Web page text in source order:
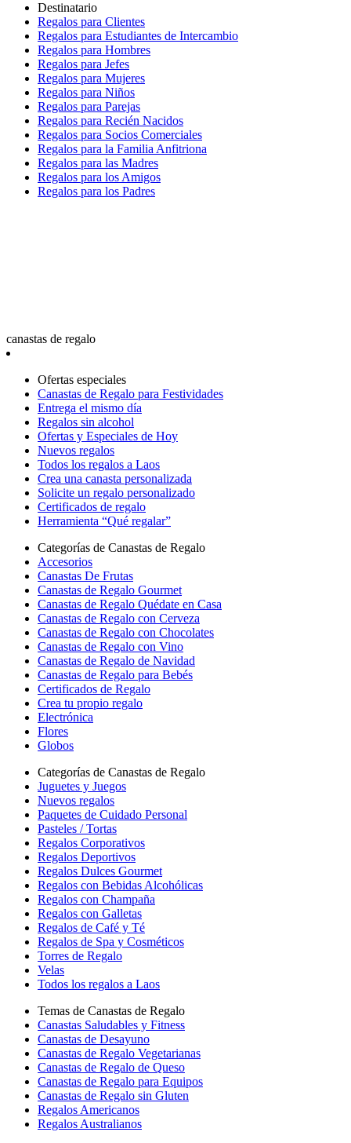
Destinatario
Regalos para Clientes
Regalos para Estudiantes de Intercambio
Regalos para Hombres
Regalos para Jefes
Regalos para Mujeres
Regalos para Niños
Regalos para Parejas
Regalos para Recién Nacidos
Regalos para Socios Comerciales
Regalos para la Familia Anfitriona
Regalos para las Madres
Regalos para los Amigos
Regalos para los Padres
canastas de regalo
Ofertas especiales
Canastas de Regalo para Festividades
Entrega el mismo día
Regalos sin alcohol
Ofertas y Especiales de Hoy
Nuevos regalos
Todos los regalos a Laos
Crea una canasta personalizada
Solicite un regalo personalizado
Certificados de regalo
Herramienta “Qué regalar”
Categorías de Canastas de Regalo
Accesorios
Canastas De Frutas
Canastas de Regalo Gourmet
Canastas de Regalo Quédate en Casa
Canastas de Regalo con Cerveza
Canastas de Regalo con Chocolates
Canastas de Regalo con Vino
Canastas de Regalo de Navidad
Canastas de Regalo para Bebés
Certificados de Regalo
Crea tu propio regalo
Electrónica
Flores
Globos
Categorías de Canastas de Regalo
Juguetes y Juegos
Nuevos regalos
Paquetes de Cuidado Personal
Pasteles / Tortas
Regalos Corporativos
Regalos Deportivos
Regalos Dulces Gourmet
Regalos con Bebidas Alcohólicas
Regalos con Champaña
Regalos con Galletas
Regalos de Café y Té
Regalos de Spa y Cosméticos
Torres de Regalo
Velas
Todos los regalos a Laos
Temas de Canastas de Regalo
Canastas Saludables y Fitness
Canastas de Desayuno
Canastas de Regalo Vegetarianas
Canastas de Regalo de Queso
Canastas de Regalo para Equipos
Canastas de Regalo sin Gluten
Regalos Americanos
Regalos Australianos